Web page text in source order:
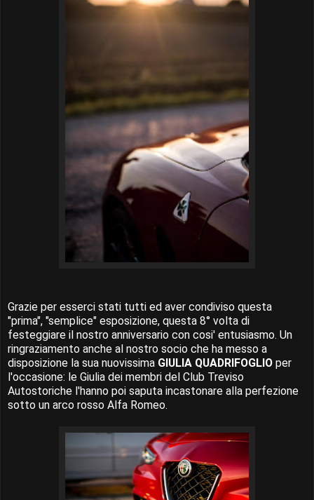
Grazie per esserci stati tutti ed aver condiviso questa
"prima", "semplice" esposizione, questa 8° volta di
festeggiare il nostro anniversario con cosi' entusiasmo. Un
ringraziamento anche al nostro socio che ha messo a
disposizione la sua nuovissima GIULIA QUADRIFOGLIO per
l'occasione: le Giulia dei membri del Club Treviso
Autostoriche l'hanno poi saputa incastonare alla perfezione
sotto un arco rosso Alfa Romeo.